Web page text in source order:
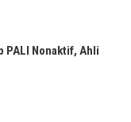
PALI Nonaktif, Ahli